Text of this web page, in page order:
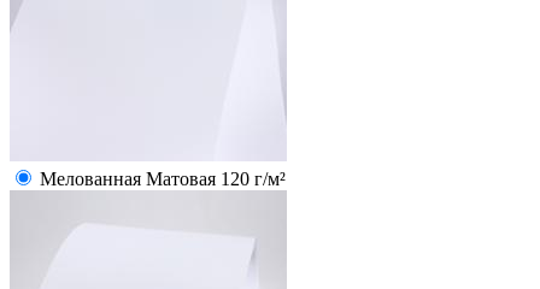
Мелованная Матовая 120 г/м²